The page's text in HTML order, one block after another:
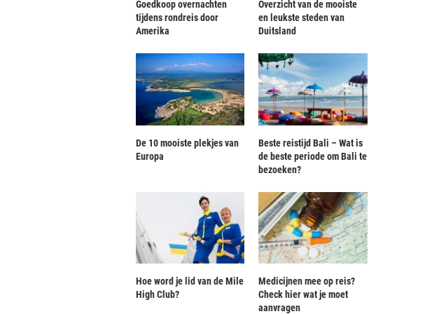
Goedkoop overnachten
tijdens rondreis door
Amerika
Overzicht van de mooiste
en leukste steden van
Duitsland
De 10 mooiste plekjes van
Europa
Beste reistijd Bali – Wat is
de beste periode om Bali te
bezoeken?
Hoe word je lid van de Mile
High Club?
Medicijnen mee op reis?
Check hier wat je moet
aanvragen